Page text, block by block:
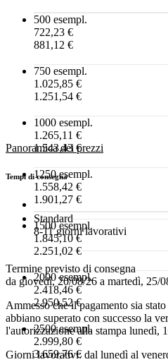
500 esempl.
722,23 €
881,12 €
750 esempl.
1.025,85 €
1.251,54 €
1000 esempl.
1.265,11 €
1.543,43 €
1250 esempl.
1.558,42 €
1.901,27 €
1500 esempl.
1.845,10 €
2.251,02 €
2000 esempl.
2.418,46 €
2.950,52 €
2500 esempl.
2.999,80 €
3.659,76 €
Panoramica dei prezzi
Tempi di consegna
Standard
8-11 giorni lavorativi
Termine previsto di consegna
da giovedì, 20/08/26 a martedì, 25/
Ammesso che il pagamento sia
abbiano superato con successo la
l'autorizzazione alla stampa lunedì,
Giorni lavorativi: dal lunedì al